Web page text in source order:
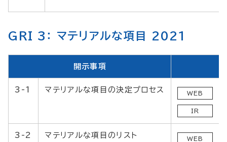
GRI 3： マテリアルな項目 2021
開示事項
3-1 マテリアルな項目の決定プロセス WEB
IR
3-2 マテリアルな項目のリスト WEB